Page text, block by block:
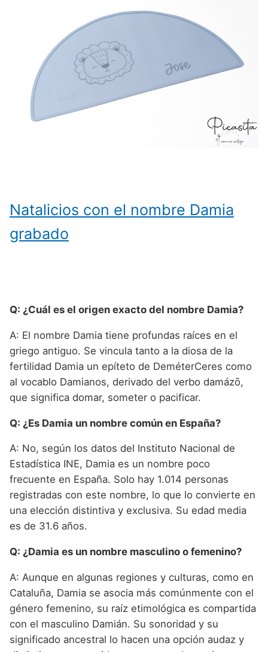
Natalicios con el nombre Damia
grabado
Q: ¿Cuál es el origen exacto del nombre Damia?
A: El nombre Damia tiene profundas raíces en el
griego antiguo. Se vincula tanto a la diosa de la
fertilidad Damia un epíteto de DeméterCeres como
al vocablo Damianos, derivado del verbo damázō,
que significa domar, someter o pacificar.
Q: ¿Es Damia un nombre común en España?
A: No, según los datos del Instituto Nacional de
Estadística INE, Damia es un nombre poco
frecuente en España. Solo hay 1.014 personas
registradas con este nombre, lo que lo convierte en
una elección distintiva y exclusiva. Su edad media
es de 31.6 años.
Q: ¿Damia es un nombre masculino o femenino?
A: Aunque en algunas regiones y culturas, como en
Cataluña, Damia se asocia más comúnmente con el
género femenino, su raíz etimológica es compartida
con el masculino Damián. Su sonoridad y su
significado ancestral lo hacen una opción audaz y